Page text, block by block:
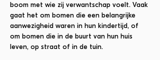
boom met wie zij verwantschap voelt. Vaak
gaat het om bomen die een belangrijke
aanwezigheid waren in hun kindertijd, of
om bomen die in de buurt van hun huis
leven, op straat of in de tuin.